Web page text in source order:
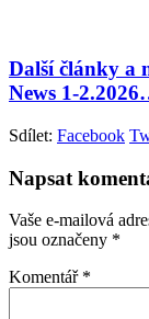
Další články a
News 1-
Sdílet: Facebook
Napsat
Vaše e-mailová
jsou označeny *
Komentář *